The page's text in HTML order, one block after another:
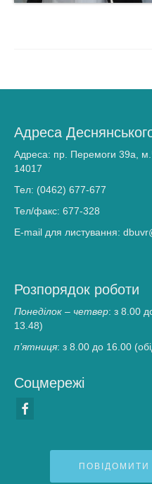
Адреса
Адреса: пр. Перемоги 39а,
14017
Тел: (0462) 677-677
Тел/факс: 677-328
E-mail для листування:
Розпорядок роботи
Понеділок – четвер: з 8.00
13.48)
п’ятниця: з 8.00 до 16.00
Соцмережі